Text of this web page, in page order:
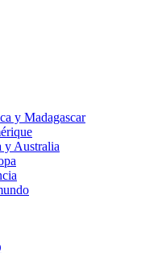
y Madagascar
y Australia